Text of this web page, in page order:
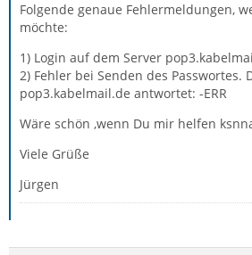
Folgende genaue Fehlermeldungen,
möchte:
1) Login auf dem Server
2) Fehler bei Senden des Passwortes.
pop3.kabelmail.de antwortet: -ERR
Wäre schön ,wenn Du mir helfen
Viele Grüße
Jürgen